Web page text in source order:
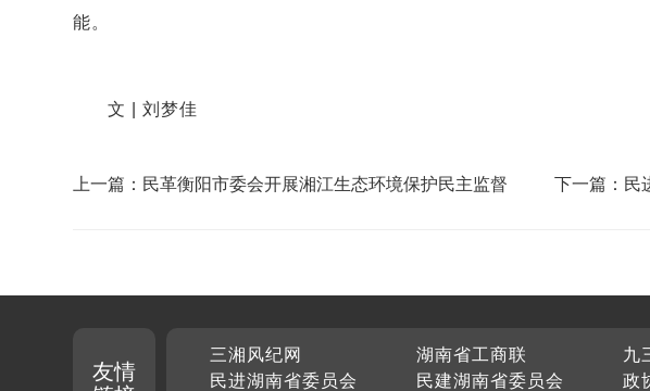
能。
文 | 刘梦佳
上一篇：民革衡阳市委会开展湘江生态环境保护民主监督
下一篇：民
友情
三湘风纪网 湖南省工商联 九
民进湖南省委员会
民建湖南省委员会 政